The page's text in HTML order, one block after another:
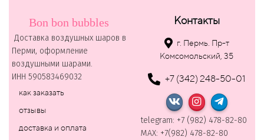
Bon bon bubbles
Доставка воздушных шаров в
Перми, оформление
воздушными шарами.
ИНН 590583469032
как заказать
отзывы
доставка и оплата
Контакты
г. Пермь. Пр-т
Комсомольский, 35
+7 (342) 248-50-01
telegram: +7 (982) 478-82-80
MAХ: +7(982) 478-82-80